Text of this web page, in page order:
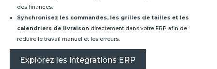
des finances.
Synchronisez les commandes, les grilles de tailles et les
calendriers de livraison directement dans votre ERP afin de
réduire le travail manuel et les erreurs.
Explorez les intégrations ERP